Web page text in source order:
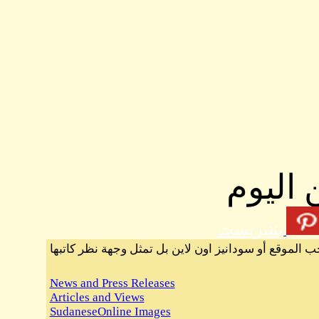
اليوم
بنتيريست
الموقع أو سودانيز اون لاين بل تمثل وجهة نظر كاتبها
News and Press Releases
Articles and Views
SudaneseOnline Images